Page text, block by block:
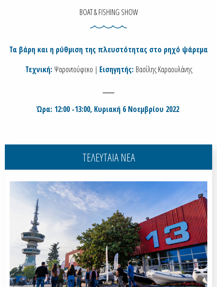
BOAT & FISHING SHOW
Τα βάρη και η ρύθμιση της πλευστότητας στο ρηχό ψάρεμα
Τεχνική: Ψαροντούφεκο | Εισηγητής: Βασίλης Καραουλάνης
Ώρα: 12:00 -13:00, Κυριακή 6 Νοεμβρίου 2022
ΤΕΛΕΥΤΑΙΑ ΝΕΑ